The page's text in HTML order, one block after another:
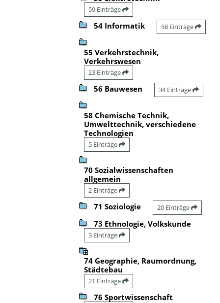
59 Einträge
54 Informatik 58 Einträge
55 Verkehrstechnik,
Verkehrswesen
23 Einträge
56 Bauwesen 34 Einträge
58 Chemische Technik,
Umwelttechnik, verschiedene
Technologien
5 Einträge
70 Sozialwissenschaften
allgemein
2 Einträge
71 Soziologie 20 Einträge
73 Ethnologie, Volkskunde
3 Einträge
74 Geographie, Raumordnung,
Städtebau
21 Einträge
76 Sportwissenschaft